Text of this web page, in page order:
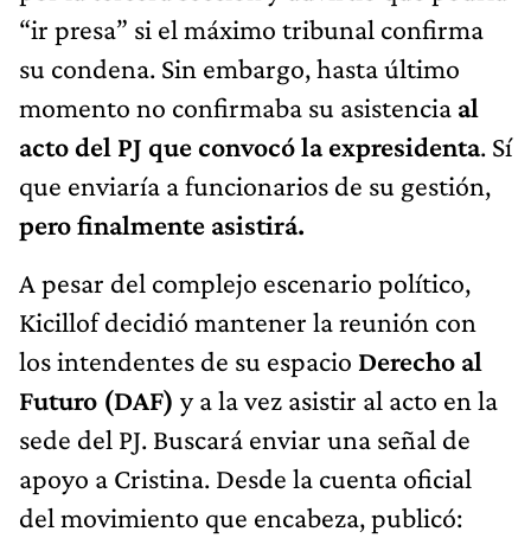
“ir presa” si el máximo tribunal confirma
su condena. Sin embargo, hasta último
momento no confirmaba su asistencia al
acto del PJ que convocó la expresidenta. Sí
que enviaría a funcionarios de su gestión,
pero finalmente asistirá.
A pesar del complejo escenario político,
Kicillof decidió mantener la reunión con
los intendentes de su espacio Derecho al
Futuro (DAF) y a la vez asistir al acto en la
sede del PJ. Buscará enviar una señal de
apoyo a Cristina. Desde la cuenta oficial
del movimiento que encabeza, publicó: